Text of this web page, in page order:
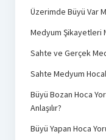
Üzerimde Büyü Var
Medyum Şikayetleri
Sahte ve Gerçek
Sahte Medyum
Büyü Bozan Hoca
Anlaşılır?
Büyü Yapan Hoca